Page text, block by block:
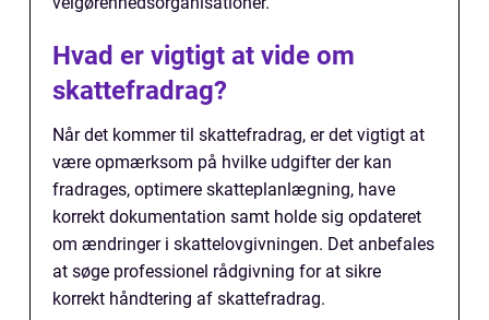
Hvad er vigtigt at vide om
skattefradrag?
Når det kommer til skattefradrag, er det vigtigt at
være opmærksom på hvilke udgifter der kan
fradrages, optimere skatteplanlægning, have
korrekt dokumentation samt holde sig opdateret
om ændringer i skattelovgivningen. Det anbefales
at søge professionel rådgivning for at sikre
korrekt håndtering af skattefradrag.